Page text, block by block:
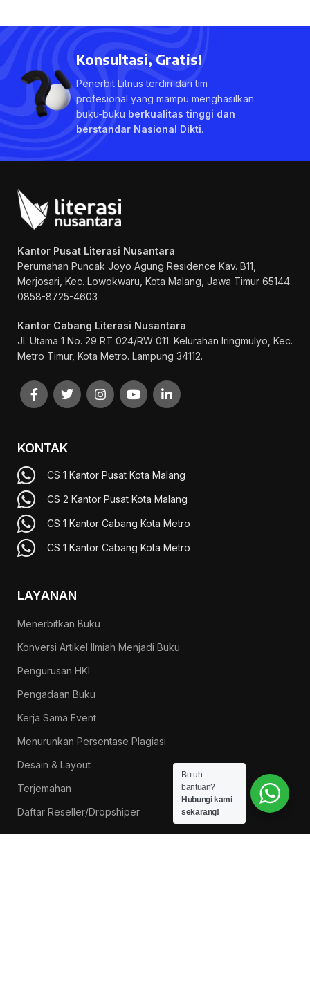
Konsultasi, Gratis!
Penerbit Litnus terdiri dari tim
profesional yang mampu menghasilkan
buku-buku berkualitas tinggi dan
berstandar Nasional Dikti.
Kantor Pusat Literasi Nusantara
Perumahan Puncak Joyo Agung Residence Kav. B11,
Merjosari, Kec. Lowokwaru, Kota Malang, Jawa Timur 65144.
0858-8725-4603
Kantor Cabang Literasi Nusantara
Jl. Utama 1 No. 29 RT 024/RW 011. Kelurahan Iringmulyo, Kec.
Metro Timur, Kota Metro. Lampung 34112.
KONTAK
CS 1 Kantor Pusat Kota Malang
CS 2 Kantor Pusat Kota Malang
CS 1 Kantor Cabang Kota Metro
CS 1 Kantor Cabang Kota Metro
LAYANAN
Menerbitkan Buku
Konversi Artikel Ilmiah Menjadi Buku
Pengurusan HKI
Pengadaan Buku
Kerja Sama Event
Menurunkan Persentase Plagiasi
Desain & Layout
Terjemahan
Daftar Reseller/Dropshiper
Butuh
bantuan?
Hubungi kami
sekarang!